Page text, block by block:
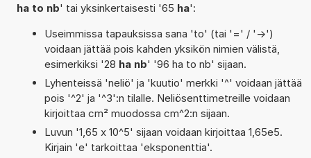
ha to nb' tai yksinkertaisesti '65 ha':
Useimmissa tapauksissa sana 'to' (tai '=' / '->')
voidaan jättää pois kahden yksikön nimien välistä,
esimerkiksi '28 ha nb' '96 ha to nb' sijaan.
Lyhenteissä 'neliö' ja 'kuutio' merkki '^' voidaan jättää
pois '^2' ja '^3':n tilalle. Neliösenttimetreille voidaan
kirjoittaa cm² muodossa cm^2:n sijaan.
Luvun '1,65 x 10^5' sijaan voidaan kirjoittaa 1,65e5.
Kirjain 'e' tarkoittaa 'eksponenttia'.